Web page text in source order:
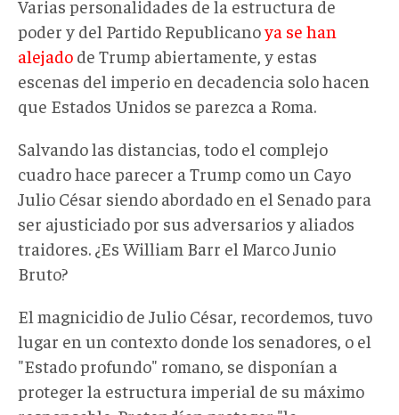
Varias personalidades de la estructura de
poder y del Partido Republicanoya se han
alejado de Trump abiertamente, y estas
escenas del imperio en decadencia solo hacen
que Estados Unidos se parezca a Roma.
Salvando las distancias, todo el complejo
cuadro hace parecer a Trump como un Cayo
Julio César siendo abordado en el Senado para
ser ajusticiado por sus adversarios y aliados
traidores. ¿Es William Barr el Marco Junio
Bruto?
El magnicidio de Julio César, recordemos, tuvo
lugar en un contexto donde los senadores, o el
"Estado profundo" romano, se disponían a
proteger la estructura imperial de su máximo